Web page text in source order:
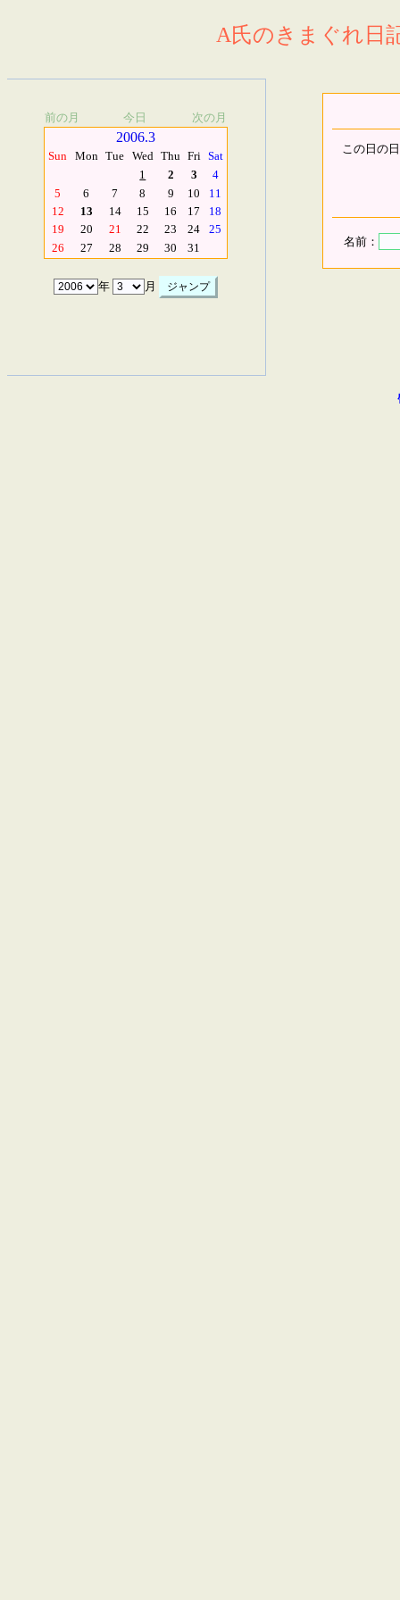
A氏のきまぐれ日
前の月 今日 次の月
2006.3
Sun Mon Tue Wed Thu Fri Sat
1
2 3
4
5
6 7 8 9 10
11
12
13 14 15 16 17
18
19
20 21 22 23 24
25
26
27 28 29 30 31
年 月
この日の
名前：